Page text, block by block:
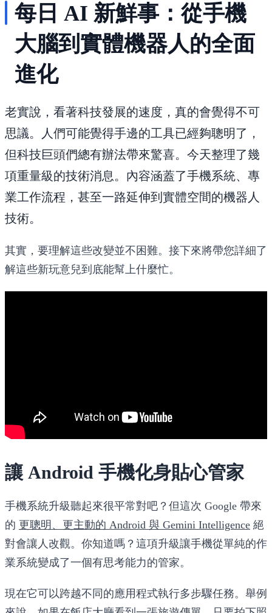
每日 AI 新鮮事：從手機
大腦到實體機器人的全面
進化
老實說，看著科技發展的速度，真的會覺得不可
思議。人們可能覺得手邊的工具已經夠聰明了，
但科技巨頭們總有辦法帶來驚喜。今天整理了幾
項重量級的技術消息。內容涵蓋了手機系統、專
業工作流程，甚至一路延伸到實體空間的機器人
技術。
其實，要理解這些改變並不困難。接下來將帶您詳細了
解這些新玩意兒到底能幫上什麼忙。
讓 Android 手機化身貼心管家
手機系統升級聽起來很平常對吧？但這次 Google 帶來
的 更聰明、更主動的 Android 與 Gemini Intelligence 絕
對會讓人改觀。你知道嗎？這項升級讓手機從單純的作
業系統變成了一個有思考能力的管家。
現在它可以跨越不同的應用程式執行多步驟任務。舉例